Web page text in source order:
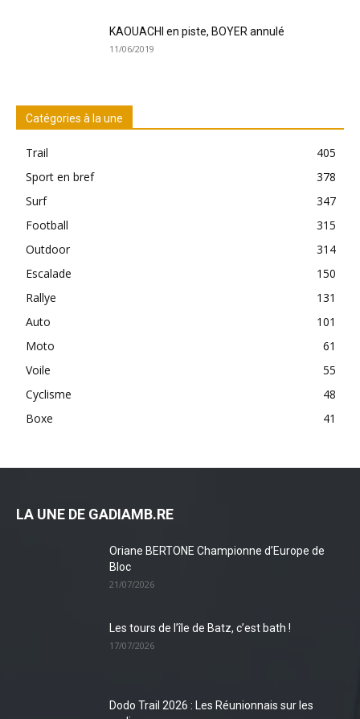
KAOUACHI en piste, BOYER annulé
11/06/2019
Catégories à la une
Trail
405
Sport en bref
378
Surf
347
Football
315
Outdoor
314
Escalade
150
Rallye
131
Auto
101
Moto
61
Voile
55
Cyclisme
48
Boxe
41
LA UNE DE GADIAMB.RE
Oriane BERTONE Championne d’Europe de
Bloc
21/07/2026
Les tours de l’île de Batz, c’est bath !
17/07/2026
Dodo Trail 2026 : Les Réunionnais sur les